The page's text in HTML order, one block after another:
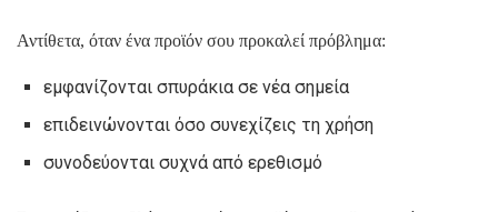
Αντίθετα, όταν ένα προϊόν σου προκαλεί πρόβλημα:
εμφανίζονται σπυράκια σε νέα σημεία
επιδεινώνονται όσο συνεχίζεις τη χρήση
συνοδεύονται συχνά από ερεθισμό